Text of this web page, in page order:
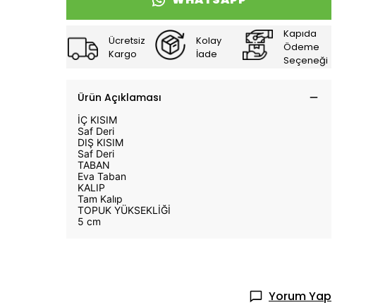
Ücretsiz
Kargo
Kolay
İade
Kapıda
Ödeme
Seçeneği
Ürün Açıklaması
İÇ KISIM
Saf Deri
DIŞ KISIM
Saf Deri
TABAN
Eva Taban
KALIP
Tam Kalıp
TOPUK YÜKSEKLİĞİ
5 cm
Yorum Yap